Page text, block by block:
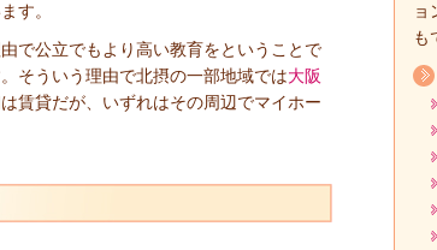
す。
で公立でもより高い教育をということで
そういう理由で北摂の一部地域では大阪
賃貸だが、いずれはその周辺でマイホー
ョ
も